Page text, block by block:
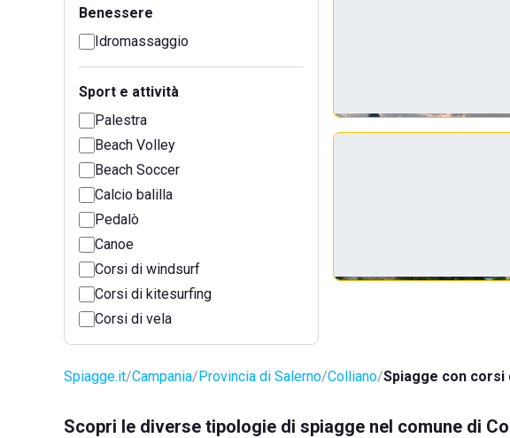
Benessere
Idromassaggio
Sport e attività
Palestra
Beach Volley
Beach Soccer
Calcio balilla
Pedalò
Canoe
Corsi di windsurf
Corsi di kitesurfing
Corsi di vela
Spiagge.it Campania Provincia di Salerno Colliano Spiagge con
Scopri le diverse tipologie di spiagge nel comune di